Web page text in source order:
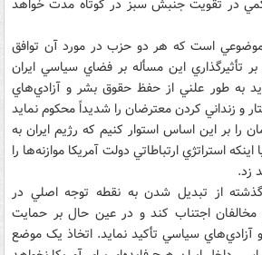
در تقويت جنبش سبز در کوتاه مدت خواهد
موضوعي است که هر دو حزب در مورد آن توافق
تأثيرگذاري اين مسأله بر فضاي سياسي ايران
به طور علني از حفظ حقوق بشر و آزادي‌هاي
و زنداني کردن معترضان را شديداً محکوم نمايد
را بر اين اساس استوار کنيم که رژيم ايران به
استراتژي ارتباطاتي دولت آمريکا موازنه‌ها را
زد.
گذشته از تبديل شدن به نقطه توجه اصلي در
مخالفان اجتناب کند و در عين حال بر حمايت
سياسي تأکيد نمايد. اتخاذ يک موضع